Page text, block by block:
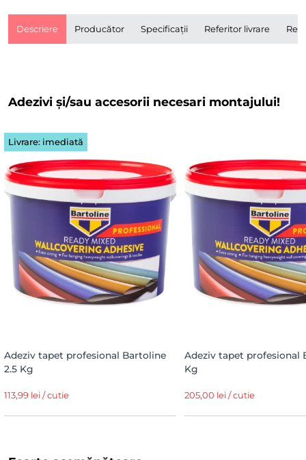
Descriere Producător Specificații Referitor livrare
Adezivi și/sau accesorii necesari montajului!
Livrare: imediată
Adeziv tapet profesional Bartoline
2.5 Kg
113,99 lei / cutie
Adeziv tapet profesional
Kg
205,00 lei / cutie